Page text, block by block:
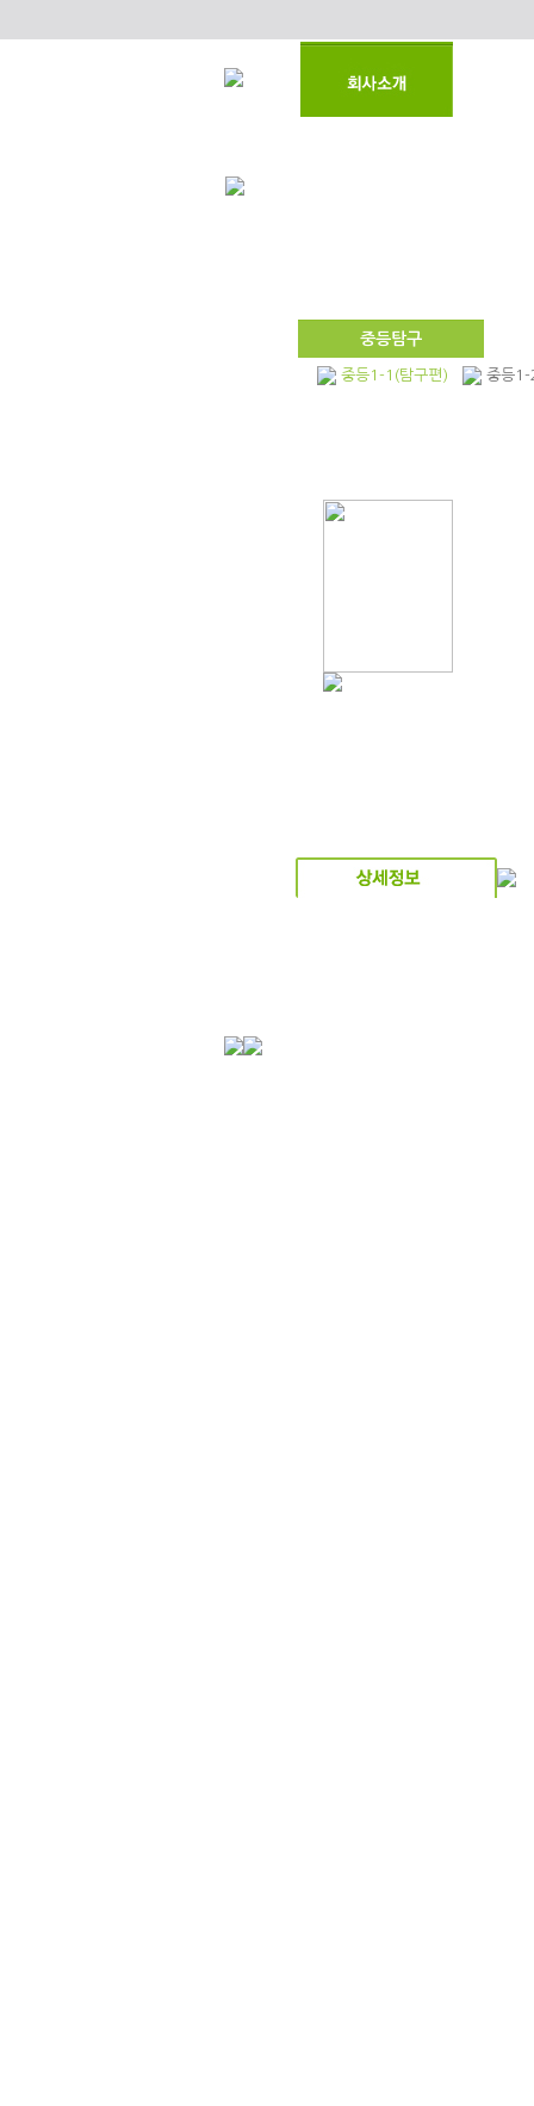
중등탐구
중등1-1(탐구편) 중등1-